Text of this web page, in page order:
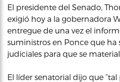
El presidente del Senado,
exigió hoy a la gobernadora
entregue de una vez el
suministros en Ponce que
judiciales para que se
El líder senatorial dijo que